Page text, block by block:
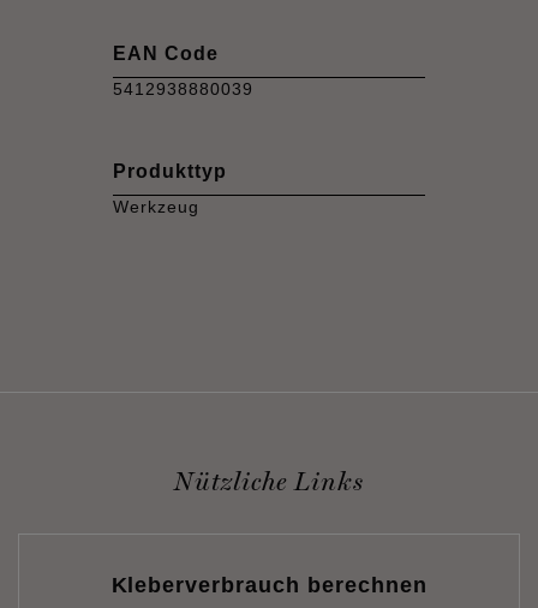
EAN Code
5412938880039
Produkttyp
Werkzeug
Nützliche Links
Kleberverbrauch berechnen